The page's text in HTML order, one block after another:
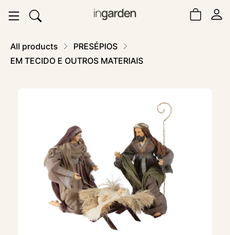
All products
PRESÉPIOS
EM TECIDO E OUTROS MATERIAIS